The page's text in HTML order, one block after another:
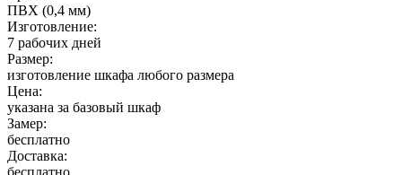
ПВХ (0,4 мм)
Изготовление:
7 рабочих дней
Размер:
изготовление шкафа любого размера
Цена:
указана за базовый шкаф
Замер:
бесплатно
Доставка:
бесплатно